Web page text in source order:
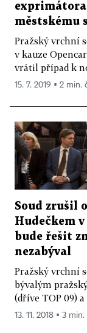
exprimátora
městskému
Pražský vrchní
v kauze
vrátil případ k
15. 7. 2019 ▪ 2 min.
Soud zrušil
Hudečkem
bude řešit
nezabýval
Pražský vrchní
bývalým
(dříve TOP 09)
13. 11. 2018 ▪ 3